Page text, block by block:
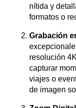
nítida y
formatos o
Grabación
resolución
capturar
viajes o
de imagen